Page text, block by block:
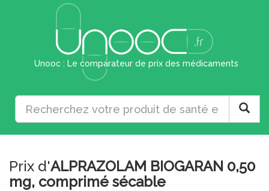
Unooc : Le comparateur de prix des médicaments
Prix d'ALPRAZOLAM BIOGARAN 0,50
mg, comprimé sécable